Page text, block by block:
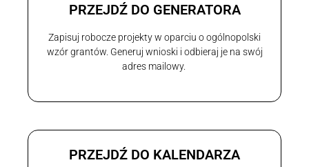
PRZEJDŹ DO GENERATORA
Zapisuj robocze projekty w oparciu o ogólnopolski
wzór grantów. Generuj wnioski i odbieraj je na swój
adres mailowy.
PRZEJDŹ DO KALENDARZA